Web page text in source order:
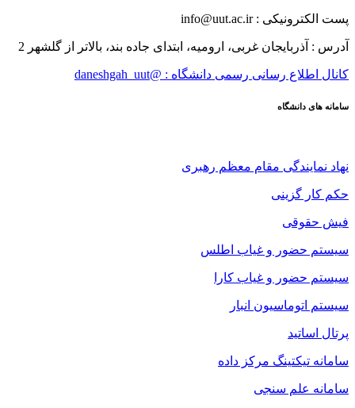
پست الکترونیکی : info@uut.ac.ir
آدرس : آذربایجان غربی، ارومیه، ابتدای جاده بند، بالاتر از گلشهر 2
کانال اطلاع رسانی رسمی دانشگاه : @daneshgah_uut
سامانه های دانشگاه
نهاد نمایندگی مقام معظم رهبری
حکم کار گزینی
فیش حقوقی
سیستم حضور و غیاب اطلس
سیستم حضور و غیاب کارا
سیستم اتوماسیون انبار
پرتال اساتید
سامانه تیکتینگ مرکز داده
سامانه علم سنجی